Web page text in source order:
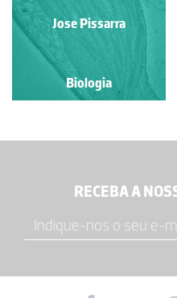
Jose Pissarra
Biologia
RECEBA A